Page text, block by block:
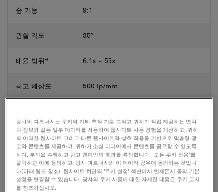
줌 기능 9:1
관찰 각도 35°
배율 범위* 6.1x ~ 55x
최고 해상도 500 lp/mm
작업 거리* 122 mm
개체 필드 직경* 37.6mm
조정 가능 줌 한계
당사와 파트너사는 쿠키와 기타 추적 기술 그리고 귀하가 직접 제공하는 연락
처 정보와 같은 일부 데이터를 사용하여 웹사이트 사용 경험을 개선하고, 귀하
의 이러한 웹사이트 그리고 다른 웹사이트와 상호 작용을 기반으로 맞춤형 광
고와 콘텐츠를 제공하며, 귀하가 소셜 미디어에서 콘텐츠를 공유할 수 있도록
하여, 분석을 수행하고 광고 캠페인의 효과를 측정합니다. '모든 쿠키 허용'를
클릭하면 이에 동의하고, 당사 파트너사와 이 데이터 공유에 동의하는 것입니
다(아래 링크 참조). 웹사이트 하단의 '쿠키 설정' 섹션에서 언제든지 동의 기본
설정을 변경할 수 있습니다. 당사의 쿠키 사용에 대한 자세한 내용은 쿠키 고지
를 참조하십시오.